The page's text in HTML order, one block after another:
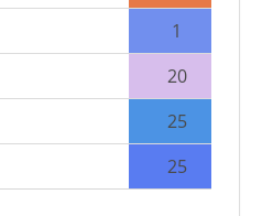
1
20
25
25